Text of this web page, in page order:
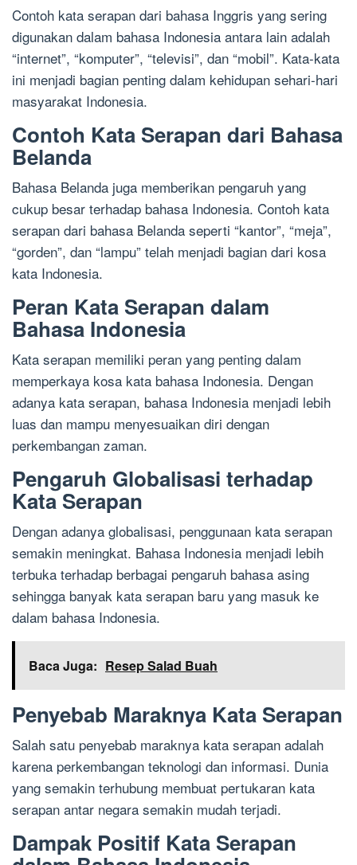
Contoh kata serapan dari bahasa Inggris yang sering
digunakan dalam bahasa Indonesia antara lain adalah
“internet”, “komputer”, “televisi”, dan “mobil”. Kata-kata
ini menjadi bagian penting dalam kehidupan sehari-hari
masyarakat Indonesia.
Contoh Kata Serapan dari Bahasa
Belanda
Bahasa Belanda juga memberikan pengaruh yang
cukup besar terhadap bahasa Indonesia. Contoh kata
serapan dari bahasa Belanda seperti “kantor”, “meja”,
“gorden”, dan “lampu” telah menjadi bagian dari kosa
kata Indonesia.
Peran Kata Serapan dalam
Bahasa Indonesia
Kata serapan memiliki peran yang penting dalam
memperkaya kosa kata bahasa Indonesia. Dengan
adanya kata serapan, bahasa Indonesia menjadi lebih
luas dan mampu menyesuaikan diri dengan
perkembangan zaman.
Pengaruh Globalisasi terhadap
Kata Serapan
Dengan adanya globalisasi, penggunaan kata serapan
semakin meningkat. Bahasa Indonesia menjadi lebih
terbuka terhadap berbagai pengaruh bahasa asing
sehingga banyak kata serapan baru yang masuk ke
dalam bahasa Indonesia.
Baca Juga: Resep Salad Buah
Penyebab Maraknya Kata Serapan
Salah satu penyebab maraknya kata serapan adalah
karena perkembangan teknologi dan informasi. Dunia
yang semakin terhubung membuat pertukaran kata
serapan antar negara semakin mudah terjadi.
Dampak Positif Kata Serapan